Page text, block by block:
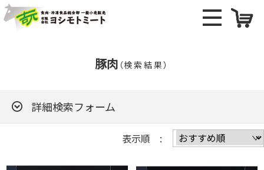
豚肉 （検索結果）
詳細検索フォーム
表示順 :